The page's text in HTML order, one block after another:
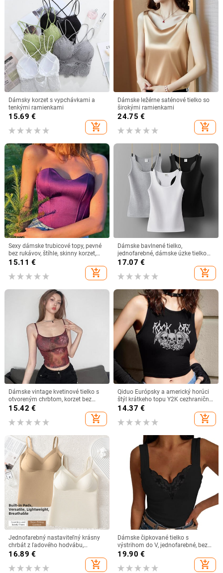
Dámsky korzet s vypchávkami a
tenkými ramienkami
15.69 €
add_shopping_cart
Dámske ležérne saténové tielko so
širokými ramienkami
24.75 €
add_shopping_cart
Sexy dámske trubicové topy, pevné
bez rukávov, štíhle, skinny korzet,
skrátený top 2023, letné ležérne
ramienok
15.11 €
add_shopping_cart
Dámske bavlnené tielko,
jednofarebné, dámske úzke tielko
bez rukávov, ležérne tielko,
jednofarebné, skrátené, spodné línie,
pre ženy, fitness tielko na leto
17.07 €
add_shopping_cart
Dámske vintage kvetinové tielko s
otvoreným chrbtom, korzet bez
rukávov, špagetový ramienko z
polyesteru, trendy letné oblečenie
15.42 €
add_shopping_cart
Qiduo Európsky a americký horúci
štýl krátkeho topu Y2K cezhraničné
leto nový okrúhly výstrih bez
rukávov sladký a pikantný tielko v
štýle Harajuku
14.37 €
add_shopping_cart
Jednofarebný nastaviteľný krásny
chrbát z ľadového hodvábu,
nešpinivý top s pevnými košíčkami,
základný top pre dievčatá
16.89 €
add_shopping_cart
Dámske čipkované tielko s
výstrihom do V, jednofarebné, bez
rukávov, ležérne tielko, letné tielko,
19.90 €
add_shopping_cart